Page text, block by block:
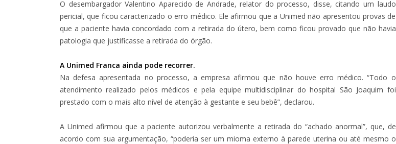
O desembargador Valentino Aparecido de Andrade, relator do processo, disse, citando um laudo
pericial, que ficou caracterizado o erro médico. Ele afirmou que a Unimed não apresentou provas de
que a paciente havia concordado com a retirada do útero, bem como ficou provado que não havia
patologia que justificasse a retirada do órgão.
A Unimed Franca ainda pode recorrer.
Na defesa apresentada no processo, a empresa afirmou que não houve erro médico. “Todo o
atendimento realizado pelos médicos e pela equipe multidisciplinar do hospital São Joaquim foi
prestado com o mais alto nível de atenção à gestante e seu bebê”, declarou.
A Unimed afirmou que a paciente autorizou verbalmente a retirada do “achado anormal”, que, de
acordo com sua argumentação, “poderia ser um mioma externo à parede uterina ou até mesmo o